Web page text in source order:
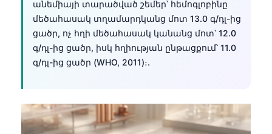
անեմիայի տարածված շեմեր՝ հեմոգլոբինը
մեծահասակ տղամարդկանց մոտ 13.0 գ/դլ-ից
ցածր, ոչ հղի մեծահասակ կանանց մոտ՝ 12.0
գ/դլ-ից ցածր, իսկ հղիության ընթացքում՝ 11.0
գ/դլ-ից ցածր (WHO, 2011)։.